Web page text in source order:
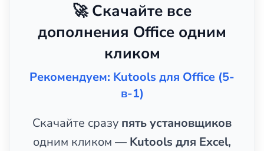
🚀 Скачайте все
дополнения Office одним
кликом
Рекомендуем: Kutools для Office (5-
в-1)
Скачайте сразу пять установщиков
одним кликом — Kutools для Excel,